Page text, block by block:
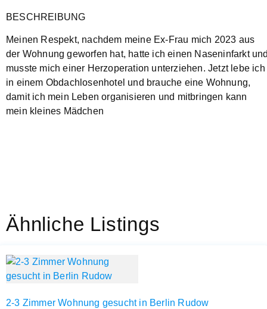
BESCHREIBUNG
Meinen Respekt, nachdem meine Ex-Frau mich 2023 aus
der Wohnung geworfen hat, hatte ich einen Naseninfarkt
musste mich einer Herzoperation unterziehen. Jetzt lebe ich
in einem Obdachlosenhotel und brauche eine Wohnung,
damit ich mein Leben organisieren und mitbringen kann
mein kleines Mädchen
Ähnliche Listings
2-3 Zimmer Wohnung gesucht in Berlin Rudow